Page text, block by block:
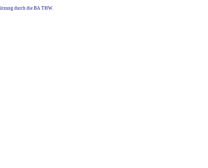
durch die BA THW.